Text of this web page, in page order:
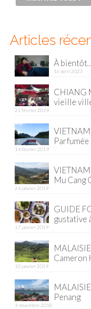
– Copenhague
FRANCE
– Nice
– Paris
JAPON
PÉROU
USA
VIETNAM
– Hanoi
– Hué & Hoi An
Articles
À
16 avril 2023
CHIANG
vieille
21 février 2019
Parfumée
14 février 2019
Mu Cang
24 janvier 2019
GUIDE
gustative
17 janvier 2019
Cameron
10 janvier 2019
Penang
4 novembre 2018